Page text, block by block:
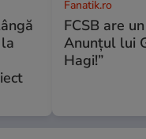
Fanatik.ro
FCSB are
Anunțul lui
Hagi!”